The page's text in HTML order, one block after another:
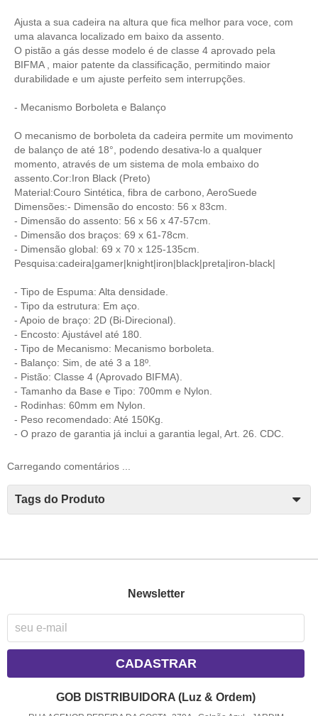
Ajusta a sua cadeira na altura que fica melhor para voce, com
uma alavanca localizado em baixo da assento.
O pistão a gás desse modelo é de classe 4 aprovado pela
BIFMA , maior patente da classificação, permitindo maior
durabilidade e um ajuste perfeito sem interrupções.
- Mecanismo Borboleta e Balanço
O mecanismo de borboleta da cadeira permite um movimento
de balanço de até 18°, podendo desativa-lo a qualquer
momento, através de um sistema de mola embaixo do
assento.Cor:Iron Black (Preto)
Material:Couro Sintética, fibra de carbono, AeroSuede
Dimensões:- Dimensão do encosto: 56 x 83cm.
- Dimensão do assento: 56 x 56 x 47-57cm.
- Dimensão dos braços: 69 x 61-78cm.
- Dimensão global: 69 x 70 x 125-135cm.
Pesquisa:cadeira|gamer|knight|iron|black|preta|iron-black|
- Tipo de Espuma: Alta densidade.
- Tipo da estrutura: Em aço.
- Apoio de braço: 2D (Bi-Direcional).
- Encosto: Ajustável até 180.
- Tipo de Mecanismo: Mecanismo borboleta.
- Balanço: Sim, de até 3 a 18º.
- Pistão: Classe 4 (Aprovado BIFMA).
- Tamanho da Base e Tipo: 700mm e Nylon.
- Rodinhas: 60mm em Nylon.
- Peso recomendado: Até 150Kg.
- O prazo de garantia já inclui a garantia legal, Art. 26. CDC.
Carregando comentários ...
Tags do Produto
Newsletter
CADASTRAR
GOB DISTRIBUIDORA (Luz & Ordem)